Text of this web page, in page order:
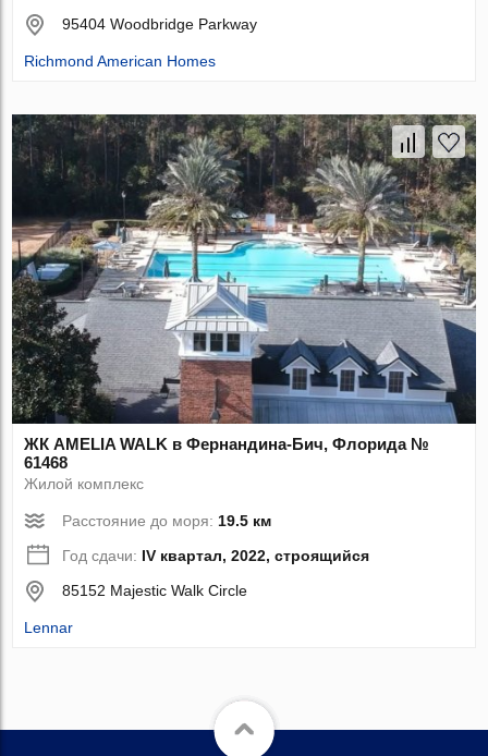
95404 Woodbridge Parkway
Richmond American Homes
ЖК AMELIA WALK в Фернандина-Бич, Флорида №
61468
Жилой комплекс
Расстояние до моря: 19.5 км
Год сдачи: IV квартал, 2022, строящийся
85152 Majestic Walk Circle
Lennar